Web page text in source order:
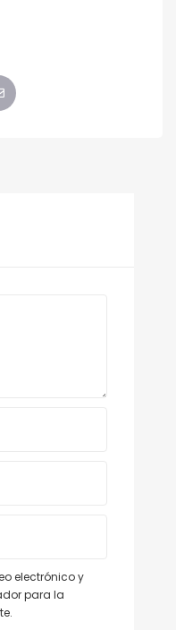
electrónico y
para la